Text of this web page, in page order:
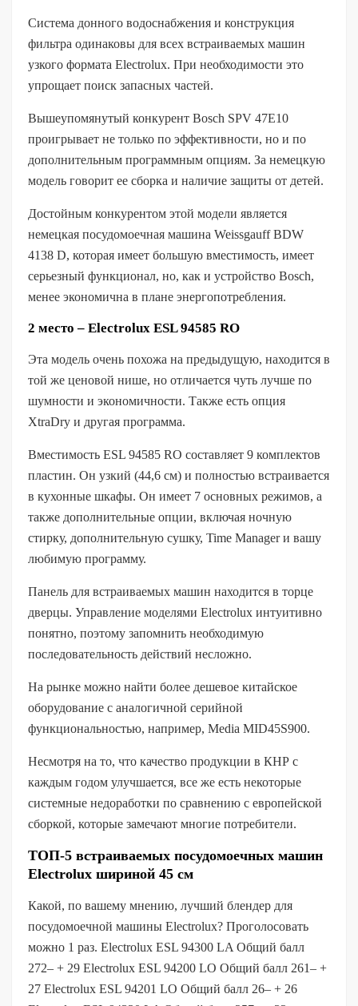
Система донного водоснабжения и конструкция
фильтра одинаковы для всех встраиваемых машин
узкого формата Electrolux. При необходимости это
упрощает поиск запасных частей.
Вышеупомянутый конкурент Bosch SPV 47E10
проигрывает не только по эффективности, но и по
дополнительным программным опциям. За немецкую
модель говорит ее сборка и наличие защиты от детей.
Достойным конкурентом этой модели является
немецкая посудомоечная машина Weissgauff BDW
4138 D, которая имеет большую вместимость, имеет
серьезный функционал, но, как и устройство Bosch,
менее экономична в плане энергопотребления.
2 место – Electrolux ESL 94585 RO
Эта модель очень похожа на предыдущую, находится в
той же ценовой нише, но отличается чуть лучше по
шумности и экономичности. Также есть опция
XtraDry и другая программа.
Вместимость ESL 94585 RO составляет 9 комплектов
пластин. Он узкий (44,6 см) и полностью встраивается
в кухонные шкафы. Он имеет 7 основных режимов, а
также дополнительные опции, включая ночную
стирку, дополнительную сушку, Time Manager и вашу
любимую программу.
Панель для встраиваемых машин находится в торце
дверцы. Управление моделями Electrolux интуитивно
понятно, поэтому запомнить необходимую
последовательность действий несложно.
На рынке можно найти более дешевое китайское
оборудование с аналогичной серийной
функциональностью, например, Media MID45S900.
Несмотря на то, что качество продукции в КНР с
каждым годом улучшается, все же есть некоторые
системные недоработки по сравнению с европейской
сборкой, которые замечают многие потребители.
ТОП-5 встраиваемых посудомоечных машин
Electrolux шириной 45 см
Какой, по вашему мнению, лучший блендер для
посудомоечной машины Electrolux? Проголосовать
можно 1 раз. Electrolux ESL 94300 LA Общий балл
272– + 29 Electrolux ESL 94200 LO Общий балл 261– +
27 Electrolux ESL 94201 LO Общий балл 26– + 26